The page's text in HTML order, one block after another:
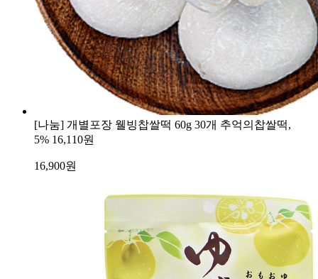
[나눔] 개별포장 웰빙찹쌀떡 60g 30개 추억의찹쌀떡,
5% 16,110원
16,900원